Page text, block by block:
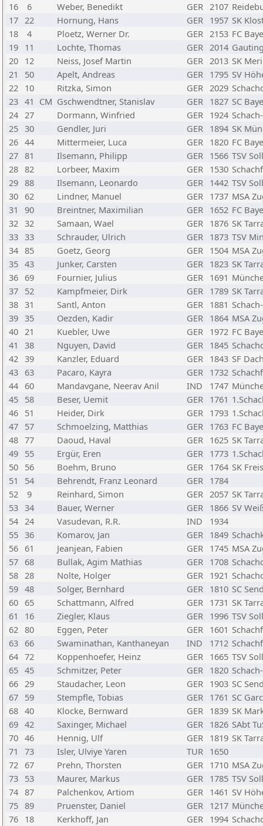
16
6 Weber, Benedikt GER 2107
17 22 Hornung, Hans GER 1957 SK
18
4 Ploetz, Werner Dr. GER 2153 FC
19 11 Lochte, Thomas GER 2014
20 12 Neiss, Josef Martin GER 2013 SK
21
50 Apelt, Andreas GER 1795 SV
22 10 Ritzka, Simon GER 2029
23 41 CM Gschwendtner, Stanislav GER 1827 SC
24 27 Dormann, Winfried GER 1924
25 30 Gendler, Juri GER 1894 SK
26 44 Mittermeier, Luca GER 1820 FC
27 81 Ilsemann, Philipp GER 1566 TSV
28 82 Lorbeer, Maxim GER 1530
29 88 Ilsemann, Leonardo GER 1442 TSV
30 62 Lindner, Manuel GER 1737 MSA
31
90 Breintner, Maximilian GER 1652 FC
32 32 Samaan, Wael GER 1876 SK
33 33 Schrauder, Ulrich GER 1873 TSV
34 85 Goetz, Georg GER 1504 MSA
35 43 Junker, Carsten GER 1823 SK
36 69 Fournier, Julius GER 1691
37 52 Kampfmeier, Dirk GER 1789 SK
38 31 Santl, Anton GER 1881
39 35 Oezden, Kadir GER 1864 MSA
40 21 Kuebler, Uwe GER 1972 FC
41
38 Nguyen, David GER 1845
42 39 Kanzler, Eduard GER 1843 SF
43 63 Pacaro, Kayra GER 1732
44 60 Mandavgane, Neerav Anil IND 1747
45 58 Beser, Uemit GER 1761
46 51 Heider, Dirk GER 1793
47 57 Schmoelzing, Matthias GER 1763 FC
48 77 Daoud, Haval GER 1625 SK
49 55 Ergür, Eren GER 1773
50 56 Boehm, Bruno GER 1764 SK
51
54 Behrendt, Franz Leonard GER 1784
52
9 Reinhard, Simon GER 2057 SK
53 34 Bauer, Werner GER 1866 SV
54 24 Vasudevan, R.R. IND
1934
55 36 Komarov, Jan GER 1849
56 61 Jeanjean, Fabien GER 1745 MSA
57 68 Bullak, Agim Mathias GER 1708
58 28 Nolte, Holger GER 1921
59 48 Solger, Bernhard GER 1810 SC
60 65 Schattmann, Alfred GER 1731 SK
61
16 Ziegler, Klaus GER 1996 TSV
62 80 Eggen, Peter GER 1601
63 66 Swaminathan, Kanthaneyan IND 1712
64 72 Koppenhoefer, Heinz GER 1665 TSV
65 45 Schmitzer, Peter GER 1820
66 29 Staudacher, Leon GER 1903 SC
67 59 Stempfle, Tobias GER 1761 SC
68 40 Klocke, Bernward GER 1839 SK
69 42 Saxinger, Michael GER 1826 SAbt
70 46 Hennig, Ulf GER 1819 SK
71
73 Isler, Ulviye Yaren TUR 1650
72 67 Prehn, Thorsten GER 1710 MSA
73 53 Maurer, Markus GER 1785 TSV
74 87 Palchenkov, Artiom GER 1461 SV
75 89 Pruenster, Daniel GER 1217
76 18 Kerkhoff, Jan GER 1994